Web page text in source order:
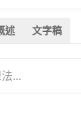
述 文字稿